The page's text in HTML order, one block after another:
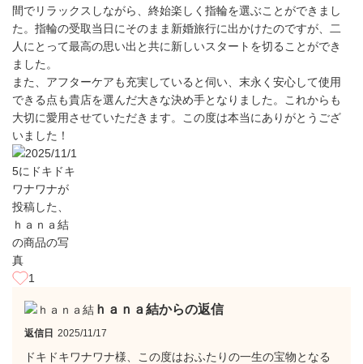
間でリラックスしながら、終始楽しく指輪を選ぶことができまし
た。指輪の受取当日にそのまま新婚旅行に出かけたのですが、二
人にとって最高の思い出と共に新しいスタートを切ることができ
ました。
​また、アフターケアも充実していると伺い、末永く安心して使用
できる点も貴店を選んだ大きな決め手となりました。これからも
大切に愛用させていただきます。この度は本当にありがとうござ
いました！
1
ｈａｎａ結からの返信
返信日 2025/11/17
ドキドキワナワナ様、この度はおふたりの一生の宝物となる